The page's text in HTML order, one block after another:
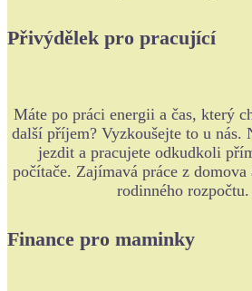
Přivýdělek pro pracující
Máte po práci energii a čas, který
další příjem? Vyzkoušejte to u nás.
jezdit a pracujete odkudkoli
počítače. Zajímavá práce z
rodinného rozpočtu.
Finance pro maminky